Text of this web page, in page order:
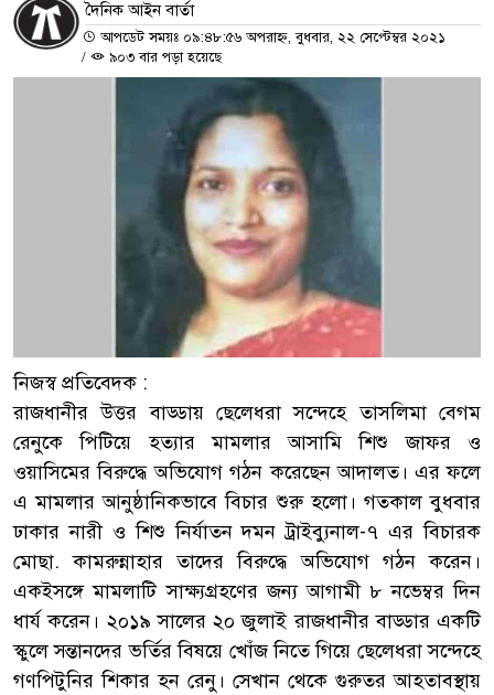
দৈনিক আইন বার্তা
আপডেট সময়ঃ ০৯:৪৮:৫৬ অপরাহ্ন, বুধবার, ২২ সেপ্টেম্বর ২০২১
/
৯০৩ বার পড়া হয়েছে
নিজস্ব প্রতিবেদক :
রাজধানীর উত্তর বাড্ডায় ছেলেধরা সন্দেহে তাসলিমা বেগম
রেনুকে পিটিয়ে হত্যার মামলার আসামি শিশু জাফর ও
ওয়াসিমের বিরুদ্ধে অভিযোগ গঠন করেছেন আদালত। এর ফলে
এ মামলার আনুষ্ঠানিকভাবে বিচার শুরু হলো। গতকাল বুধবার
ঢাকার নারী ও শিশু নির্যাতন দমন ট্রাইব্যুনাল-৭ এর বিচারক
মোছা. কামরুন্নাহার তাদের বিরুদ্ধে অভিযোগ গঠন করেন।
একইসঙ্গে মামলাটি সাক্ষ্যগ্রহণের জন্য আগামী ৮ নভেম্বর দিন
ধার্য করেন। ২০১৯ সালের ২০ জুলাই রাজধানীর বাড্ডার একটি
স্কুলে সন্তানদের ভর্তির বিষয়ে খোঁজ নিতে গিয়ে ছেলেধরা সন্দেহে
গণপিটুনির শিকার হন রেনু। সেখান থেকে গুরুতর আহতাবস্থায়